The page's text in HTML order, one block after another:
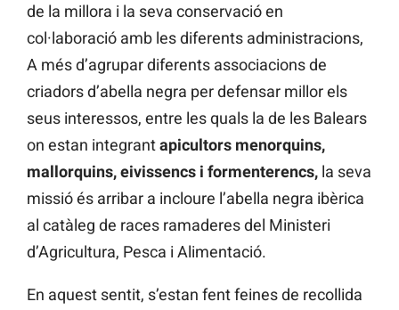
de la millora i la seva conservació en
col·laboració amb les diferents administracions,
A més d’agrupar diferents associacions de
criadors d’abella negra per defensar millor els
seus interessos, entre les quals la de les Balears
on estan integrantapicultors menorquins,
mallorquins, eivissencs i formenterencs, la seva
missió és arribar a incloure l’abella negra ibèrica
al catàleg de races ramaderes del Ministeri
d’Agricultura, Pesca i Alimentació.
En aquest sentit, s’estan fent feines de recollida